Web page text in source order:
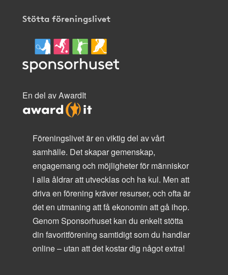
Stötta föreningslivet
En del av AwardIt
Föreningslivet är en viktig del av vårt
samhälle. Det skapar gemenskap,
engagemang och möjligheter för människor
i alla åldrar att utvecklas och ha kul. Men att
driva en förening kräver resurser, och ofta är
det en utmaning att få ekonomin att gå ihop.
Genom Sponsorhuset kan du enkelt stötta
din favoritförening samtidigt som du handlar
online – utan att det kostar dig något extra!